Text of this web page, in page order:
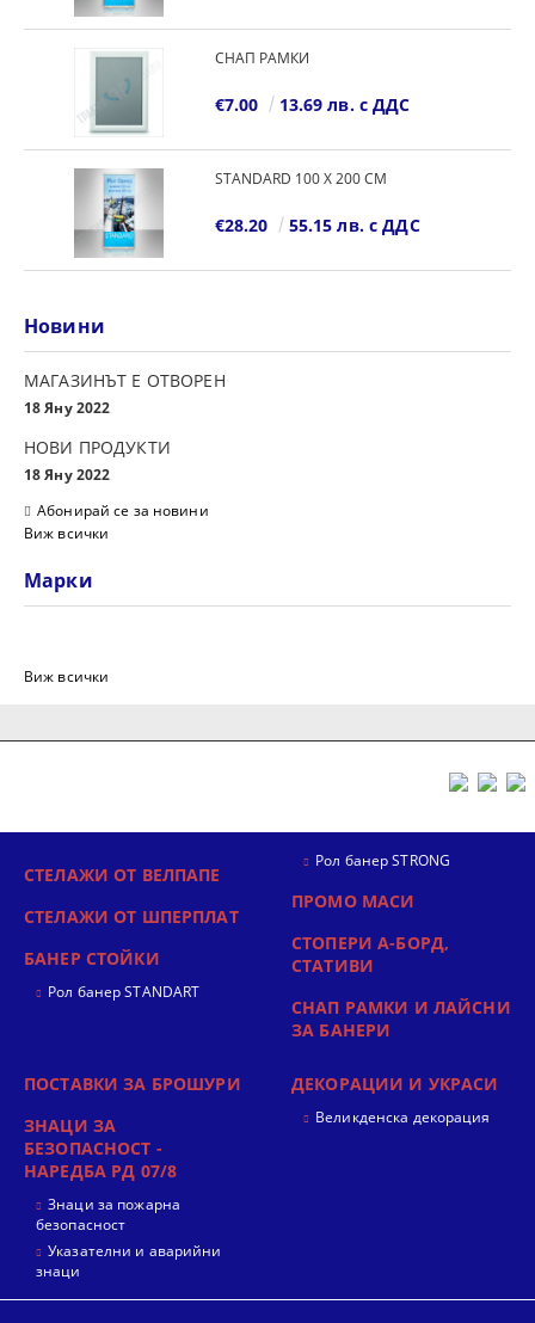
СНАП РАМКИ
€7.00 13.69 лв. с ДДС
STANDARD 100 Х 200 СМ
€28.20 55.15 лв. с ДДС
Новини
МАГАЗИНЪТ Е ОТВОРЕН
18 Яну 2022
НОВИ ПРОДУКТИ
18 Яну 2022
Абонирай се за новини
Виж всички
Марки
Виж всички
СТЕЛАЖИ ОТ ВЕЛПАПЕ
СТЕЛАЖИ ОТ ШПЕРПЛАТ
БАНЕР СТОЙКИ
Рол банер STANDART
Рол банер STRONG
ПРОМО МАСИ
СТОПЕРИ А-БОРД,
СТАТИВИ
СНАП РАМКИ И ЛАЙСНИ
ЗА БАНЕРИ
ПОСТАВКИ ЗА БРОШУРИ
ЗНАЦИ ЗА
БЕЗОПАСНОСТ -
НАРЕДБА РД 07/8
Знаци за пожарна
безопасност
Указателни и аварийни
знаци
ДЕКОРАЦИИ И УКРАСИ
Великденска декорация